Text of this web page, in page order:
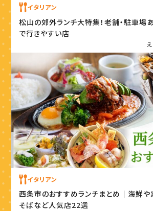
イタリアン
松山の郊外ランチ大特集！老舗・駐車場
で行きやすい店
イタリアン
西条市のおすすめランチまとめ｜海鮮や
そばなど人気店22選